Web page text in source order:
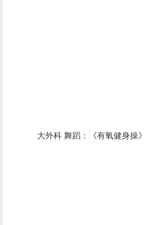
大外科 舞蹈：《有氧健身操》